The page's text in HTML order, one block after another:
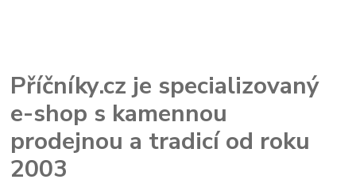
Příčníky.cz je specializovaný
e-shop s kamennou
prodejnou a tradicí od roku
2003